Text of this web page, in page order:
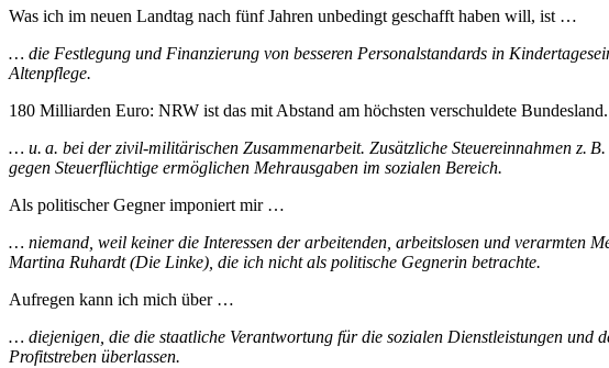
Was ich im neuen Landtag nach fünf Jahren unbedingt geschafft haben will, ist …
… die Festlegung und Finanzierung von besseren Personalstandards in
Altenpflege.
180 Milliarden Euro: NRW ist das mit Abstand am höchsten verschuldete
… u. a. bei der zivil-militärischen Zusammenarbeit. Zusätzliche Steuereinnahmen z.
gegen Steuerflüchtige ermöglichen Mehrausgaben im sozialen Bereich.
Als politischer Gegner imponiert mir …
… niemand, weil keiner die Interessen der arbeitenden, arbeitslosen und verarmten
Martina Ruhardt (Die Linke), die ich nicht als politische Gegnerin betrachte.
Aufregen kann ich mich über …
… diejenigen, die die staatliche Verantwortung für die sozialen Dienstleistungen und
Profitstreben überlassen.